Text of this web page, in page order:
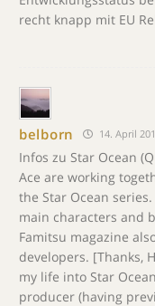
recht knapp mit EU
belborn 14. April
Infos zu Star Ocean
Ace are working
the Star Ocean
main characters and
Famitsu magazine
developers. [Thanks,
my life into Star
producer (having